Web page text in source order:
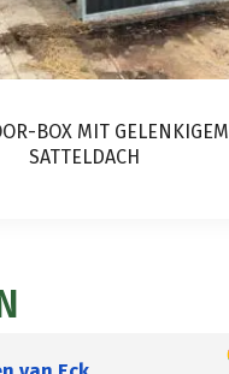
BOX MIT GELENKIGEM
SATTELDACH